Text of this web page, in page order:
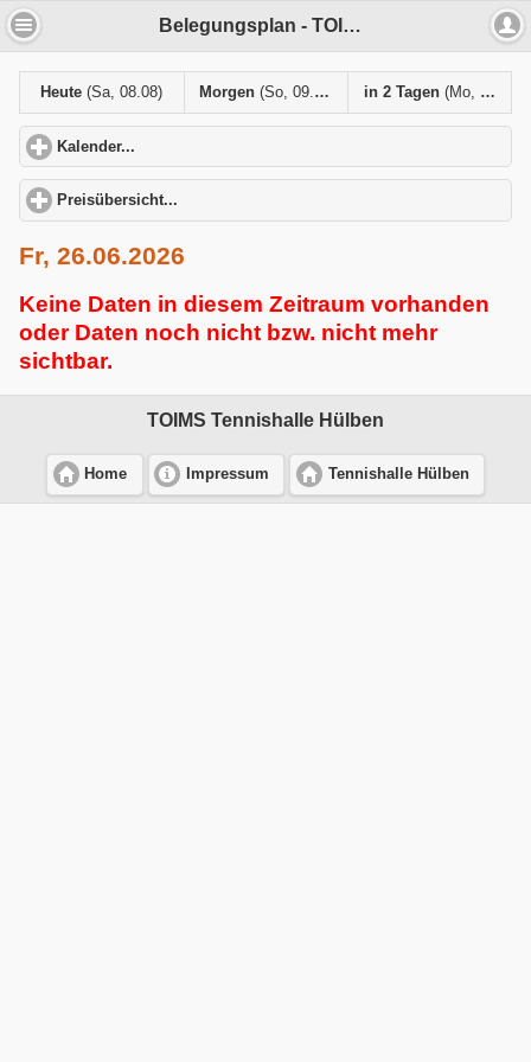
Belegungsplan - TOIMS Tennishalle Hülben
Heute(Sa, 08.08) Morgen(So, 09.08) in 2 Tagen (Mo, 10.08)
Kalender...
Preisübersicht...
Fr, 26.06.2026
Keine Daten in diesem Zeitraum vorhanden
oder Daten noch nicht bzw. nicht mehr
sichtbar.
TOIMS Tennishalle Hülben
Home Impressum Tennishalle Hülben